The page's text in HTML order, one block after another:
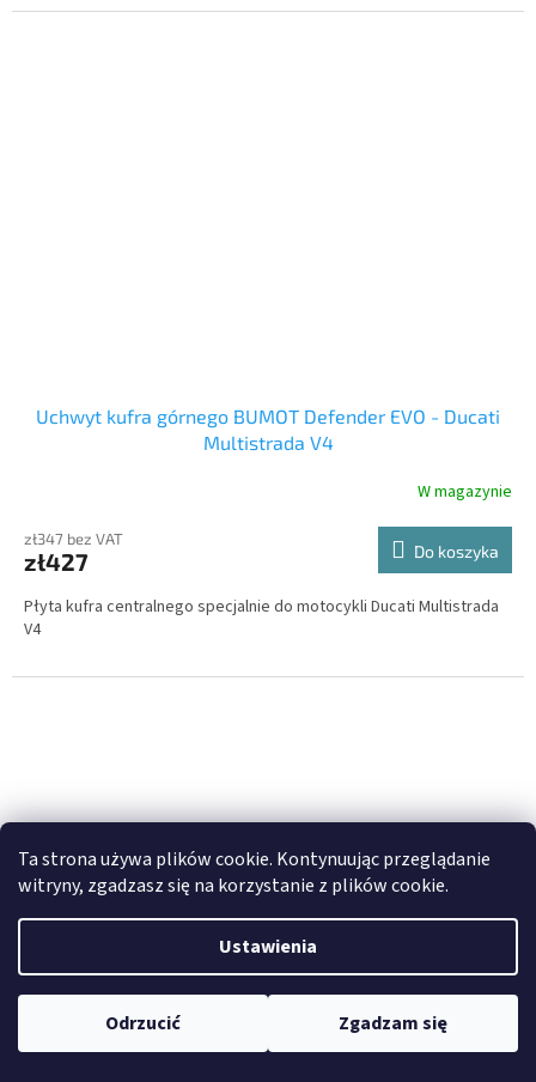
Ta strona używa plików cookie. Kontynuując przeglądanie
witryny, zgadzasz się na korzystanie z plików cookie.
Ustawienia
Odrzucić Zgadzam się
Uchwyt kufra górnego BUMOT Defender EVO - Ducati
Multistrada V4
W magazynie
zł347 bez VAT
zł427 Do koszyka
Płyta kufra centralnego specjalnie do motocykli Ducati Multistrada
V4